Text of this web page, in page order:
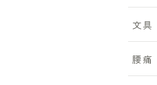
文具
腰痛